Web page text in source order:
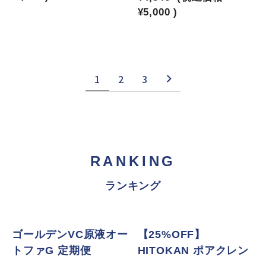
¥5,000 )
1 2 3
RANKING
ランキング
ゴールデンVC原液オー
トファG 定期便
【25%OFF】
HITOKAN ポアクレン